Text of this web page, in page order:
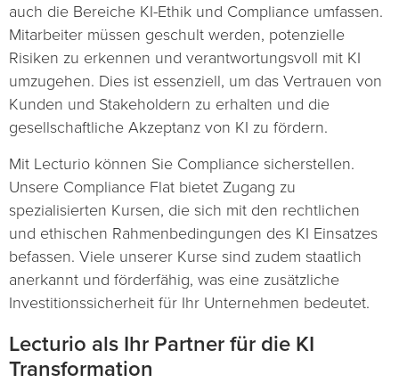
auch die Bereiche KI-Ethik und Compliance umfassen.
Mitarbeiter müssen geschult werden, potenzielle
Risiken zu erkennen und verantwortungsvoll mit KI
umzugehen. Dies ist essenziell, um das Vertrauen von
Kunden und Stakeholdern zu erhalten und die
gesellschaftliche Akzeptanz von KI zu fördern.
Mit Lecturio können Sie Compliance sicherstellen.
Unsere Compliance Flat bietet Zugang zu
spezialisierten Kursen, die sich mit den rechtlichen
und ethischen Rahmenbedingungen des KI Einsatzes
befassen. Viele unserer Kurse sind zudem staatlich
anerkannt und förderfähig, was eine zusätzliche
Investitionssicherheit für Ihr Unternehmen bedeutet.
Lecturio als Ihr Partner für die KI
Transformation